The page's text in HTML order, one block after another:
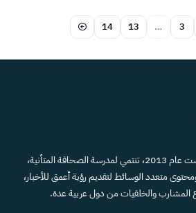
3
…
13
14
منصة إعلامية مستقلة، تأسست عام 2013، تنتمي لمدرسة الصحافة المتأنية،
متعدد الوسائط لتقديم رؤية أعمق للأخبار،
المشارب والخلفيات من دول عربية عدة.